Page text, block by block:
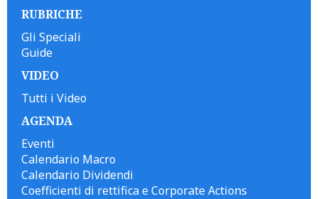
RUBRICHE
Gli Speciali
Guide
VIDEO
Tutti i Video
AGENDA
Eventi
Calendario Macro
Calendario Dividendi
Coefficienti di rettifica e Corporate Actions